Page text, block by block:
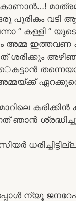
കാണാൻ…!
പുരികം വടി
” കള്ളി ” യുടെ
അമ്മ
ശരിക്കും
െകട്ടാൻ
ഞാൻ
ന്യൂ